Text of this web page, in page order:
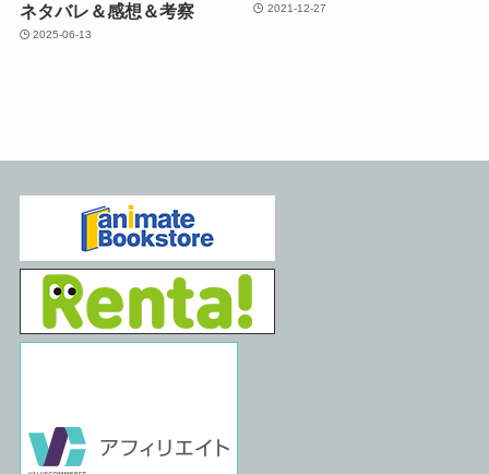
ネタバレ＆感想＆考察
2025-06-13
2021-12-27